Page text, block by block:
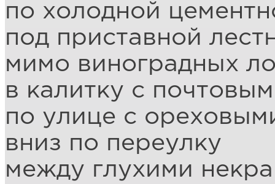
по холодной
под приставной
мимо виноградных
в калитку с
по улице с
вниз по переулку
между глухими